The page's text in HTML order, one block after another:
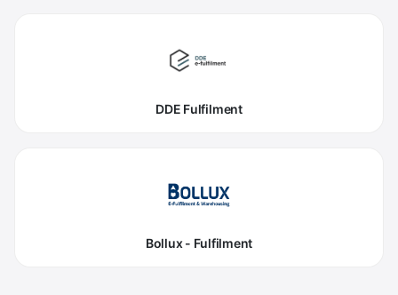
DDE Fulfilment
Bollux - Fulfilment